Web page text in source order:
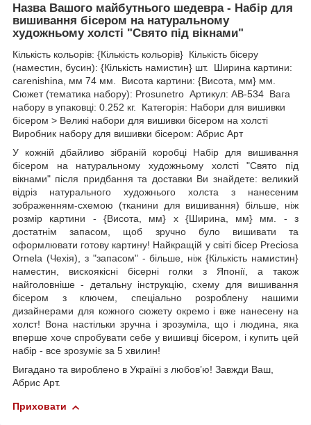
Назва Вашого майбутнього шедевра - Набір для
вишивання бісером на натуральному
художньому холсті "Свято під вікнами"
Кількість кольорів: {Кількість кольорів} Кількість бісеру
(наместин, бусин): {Кількість намистин} шт. Ширина картини:
carenishina, мм 74 мм. Висота картини: {Висота, мм} мм.
Сюжет (тематика набору): Prosunetro Артикул: AB-534 Вага
набору в упаковці: 0.252 кг. Категорія: Набори для вишивки
бісером > Великі набори для вишивки бісером на холсті
Виробник набору для вишивки бісером: Абрис Арт
У кожній дбайливо зібраній коробці Набір для вишивання
бісером на натуральному художньому холсті "Свято під
вікнами" після придбання та доставки Ви знайдете: великий
відріз натурального художнього холста з нанесеним
зображенням-схемою (тканини для вишивання) більше, ніж
розмір картини - {Висота, мм} х {Ширина, мм} мм. - з
достатнім запасом, щоб зручно було вишивати та
оформлювати готову картину! Найкращій у світі бісер Preciosa
Ornela (Чехія), з "запасом" - більше, ніж {Кількість намистин}
наместин, вискоякісні бісерні голки з Японії, а також
найголовніше - детальну інструкцію, схему для вишивання
бісером з ключем, спеціально розроблену нашими
дизайнерами для кожного сюжету окремо і вже нанесену на
холст! Вона настільки зручна і зрозуміла, що і людина, яка
вперше хоче спробувати себе у вишивці бісером, і купить цей
набір - все зрозуміє за 5 хвилин!
Вигадано та вироблено в Україні з любов’ю! Завжди Ваш,
Абрис Арт.
Приховати